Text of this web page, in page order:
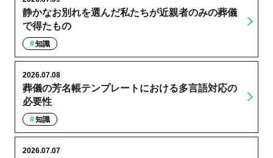
静かなお別れを選んだ私たちが近親者のみの葬儀
で得たもの
知識
葬儀の芳名帳テンプレートにおける多言語対応の
必要性
2026.07.08
知識
2026.07.07